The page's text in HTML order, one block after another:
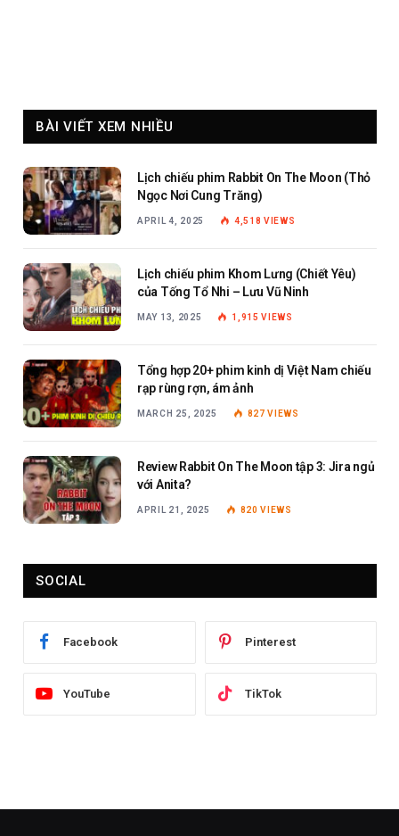
BÀI VIẾT XEM NHIỀU
Lịch chiếu phim Rabbit On The Moon (Thỏ
Ngọc Nơi Cung Trăng)
APRIL 4, 2025 4,518VIEWS
Lịch chiếu phim Khom Lưng (Chiết Yêu)
của Tống Tổ Nhi – Lưu Vũ Ninh
MAY 13, 2025 1,915VIEWS
Tổng hợp 20+ phim kinh dị Việt Nam chiếu
rạp rùng rợn, ám ảnh
MARCH 25, 2025 827VIEWS
Review Rabbit On The Moon tập 3: Jira ngủ
với Anita?
APRIL 21, 2025 820VIEWS
SOCIAL
Facebook Pinterest
YouTube TikTok